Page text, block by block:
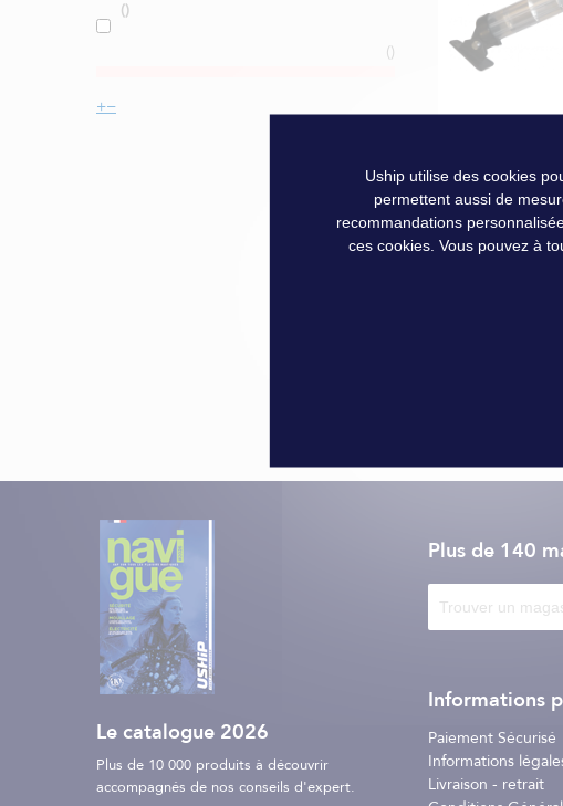
VEDETTE
32,90 €
Le catalogue 2026
Plus de 10 000 produits à découvrir
accompagnés de nos conseils d'expert.
Plus de 140
Informations
Paiement Sécurisé
Informations
Livraison - retrait
Uship utilise des cookies
permettent aussi de
recommandations
ces cookies. Vous pouvez à